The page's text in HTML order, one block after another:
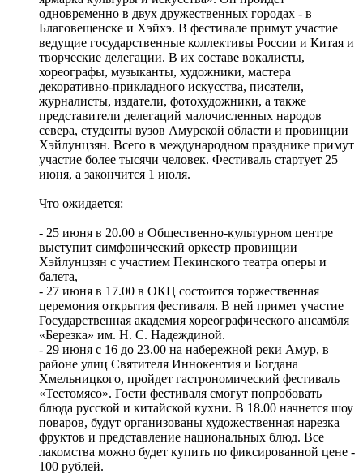
одновременно в двух дружественных городах - в
Благовещенске и Хэйхэ. В фестивале примут участие
ведущие государственные коллективы России и Китая и
творческие делегации. В их составе вокалисты,
хореографы, музыканты, художники, мастера
декоративно-прикладного искусства, писатели,
журналисты, издатели, фотохудожники, а также
представители делегаций малочисленных народов
севера, студенты вузов Амурской области и провинции
Хэйлунцзян. Всего в международном празднике примут
участие более тысячи человек. Фестиваль стартует 25
июня, а закончится 1 июля.
Что ожидается:
- 25 июня в 20.00 в Общественно-культурном центре
выступит симфонический оркестр провинции
Хэйлунцзян с участием Пекинского театра оперы и
балета,
- 27 июня в 17.00 в ОКЦ состоится торжественная
церемония открытия фестиваля. В ней примет участие
Государственная академия хореографического ансамбля
«Березка» им. Н. С. Надеждиной.
- 29 июня с 16 до 23.00 на набережной реки Амур, в
районе улиц Святителя Иннокентия и Богдана
Хмельницкого, пройдет гастрономический фестиваль
«Тестомясо». Гости фестиваля смогут попробовать
блюда русской и китайской кухни. В 18.00 начнется шоу
поваров, будут организованы художественная нарезка
фруктов и представление национальных блюд. Все
лакомства можно будет купить по фиксированной цене -
100 рублей.